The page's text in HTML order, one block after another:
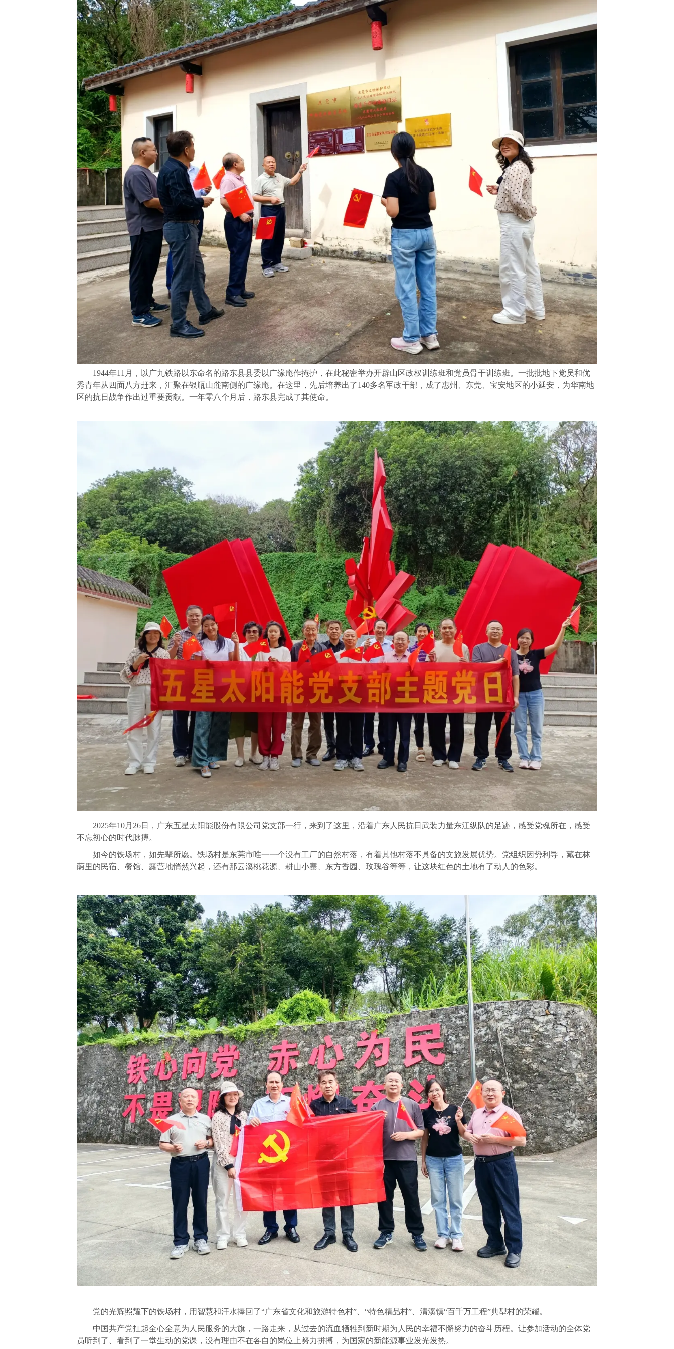
1944年11月，以广九铁路以东命名的路东县县委以广缘庵作掩护，在此秘密举办开辟山区政权训练班和党员骨干训练班。一批批地下党员和优
秀青年从四面八方赶来，汇聚在银瓶山麓南侧的广缘庵。在这里，先后培养出了140多名军政干部，成了惠州、东莞、宝安地区的小延安，为华南地
区的抗日战争作出过重要贡献。一年零八个月后，路东县完成了其使命。
2025年10月26日，广东五星太阳能股份有限公司党支部一行，来到了这里，沿着广东人民抗日武装力量东江纵队的足迹，感受党魂所在，感受
不忘初心的时代脉搏。
如今的铁场村，如先辈所愿。铁场村是东莞市唯一一个没有工厂的自然村落，有着其他村落不具备的文旅发展优势。党组织因势利导，藏在林
荫里的民宿、餐馆、露营地悄然兴起，还有那云溪桃花源、耕山小寨、东方香园、玫瑰谷等等，让这块红色的土地有了动人的色彩。
党的光辉照耀下的铁场村，用智慧和汗水捧回了“广东省文化和旅游特色村”、“特色精品村”、清溪镇“百千万工程”典型村的荣耀。
中国共产党扛起全心全意为人民服务的大旗，一路走来，从过去的流血牺牲到新时期为人民的幸福不懈努力的奋斗历程。让参加活动的全体党
员听到了、看到了一堂生动的党课，没有理由不在各自的岗位上努力拼搏，为国家的新能源事业发光发热。